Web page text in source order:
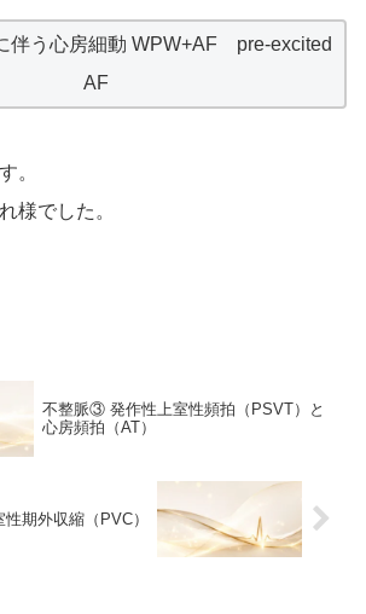
伴う心房細動 WPW+AF pre-excited
AF
。
様でした。
不整脈③ 発作性上室性頻拍（PSVT）と
心房頻拍（AT）
期外収縮（PVC）